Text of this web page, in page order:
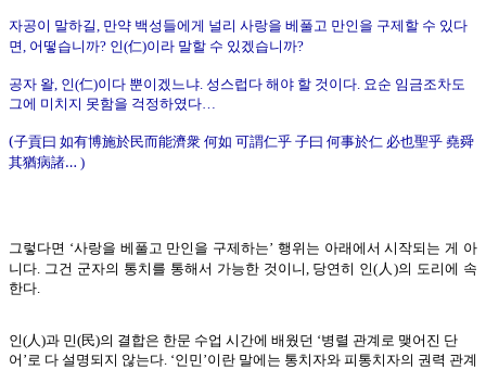
자공이 말하길 만약 백성들에게 널리 사랑을 베풀고 만인을 구제할 수 있다
면 어떻습니까? 인(仁)이라 말할 수 있겠습니까?
공자 왈 인(仁)이다 뿐이겠느냐 성스럽다 해야 할 것이다 요순 임금조차도
그에 미치지 못함을 걱정하였다
(子貢曰 如有博施於民而能濟衆 何如 可謂仁乎子曰 何事於仁 必也聖乎 堯舜
其猶病諸… )
그렇다면 ‘사랑을 베풀고 만인을 구제하는’ 행위는 아래에서 시작되는 게 아
니다 그건 군자의 통치를 통해서 가능한 것이니 당연히 인( 人)의 도리에 속
한다
인(人)과 민(民)의 결합은 한문 수업 시간에 배웠던 ‘병렬 관계로 맺어진 단
어 ’로 다 설명되지 않는다. ‘인민 ’이란 말에는 통치자와 피통치자의 권력 관계